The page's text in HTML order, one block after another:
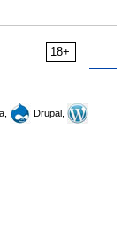
18+
Drupal,